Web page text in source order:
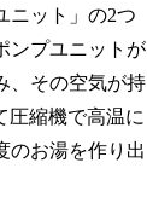
ニット」の2つ
ンプユニットが
、その空気が持
圧縮機で高温に
のお湯を作り出